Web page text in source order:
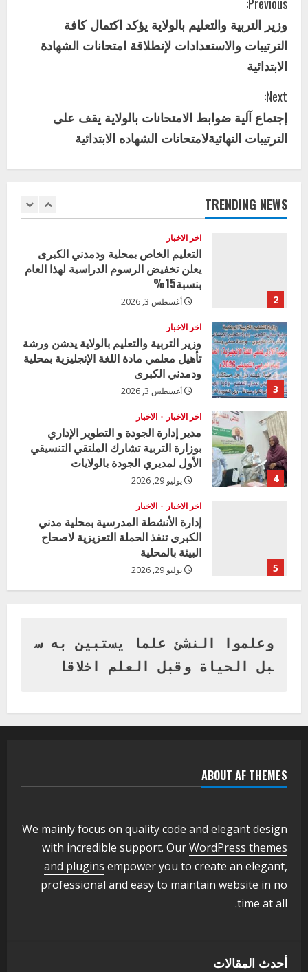
C
o
n
t
i
n
u
e
a
d
i
n
g
وزير التربية والتعليم بالولاية يؤكد اكتمال كافة
الترتيبات والاستعدادات لإنطلاقة امتحانات الشهادة
الابتدائية
Next:
إجتماع آلية ضوابط الامتحانات بالولاية يقف على
الترتيبات النهائيةلامتحانات الشهاده الابتدائية
TRENDING NEWS
4
الأول لمديري الجودة بالولايات
يوليو 29, 2026
5 يوليو 29, 2026
1
2
اخر الاخبار
التعليم الخاص بمحلية ودمدني الكبرى
يعلن تخفيض الرسوم الدراسية لهذا العام
بنسبة15%
أغسطس 3, 2026
3
اخر الاخبار
وزير التربية والتعليم بالولاية يدشن ورشة
تأهيل معلمي مادة اللغة الإنجليزية بمحلية
ودمدني الكبرى
أغسطس 3, 2026
4
اخر الاخبار الاخبار
مدير إدارة الجودة و التطوير الإداري
بوزارة التربية تشارك الملتقي التنسيقي
الأول لمديري الجودة بالولايات
يوليو 29, 2026
5
اخر الاخبار الاخبار
إدارة الأنشطة المدرسية بمحلية مدني
الكبرى تنفذ الحملة التعزيزية لاصحاح
البيئة بالمحلية
يوليو 29, 2026
بنات بمحلية ود مدني الكبرى
أغسطس 3, 2026
يعلن تخفيض الرسوم الدراسية لهذا العام
بنسبة15%
3
وزير التربية والتعليم بالولاية يدشن ورشة
أغسطس 3, 2026
اخر الاخبار الاخبار
مدير إدارة الجودة و التطوير الإداري
بوزارة التربية تشارك الملتقي التنسيقي
وعلموا النشئ علما يستبين به س
بل الحياة وقبل العلم اخلاقا
ABOUT AF THEMES
We mainly focus on quality code and elegant design
with incredible support. OurWordPress themes
and plugins empower you to create an elegant,
professional and easy to maintain website in no
time at all.
أحدث المقالات